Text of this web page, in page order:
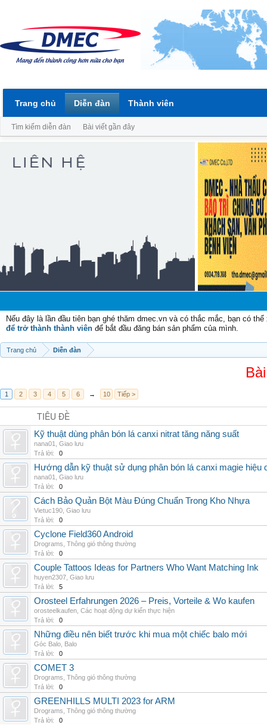
Nếu đây là lần đầu tiên bạn ghé thăm dmec.vn và có thắc mắc, bạn có
để trở thành thành viên để bắt đầu đăng bán sản phẩm của mình.
Trang chủ Diễn đàn
1 2 3 4 5 6 → 10 Tiếp >
TIÊU ĐỀ
Kỹ thuật dùng phân bón lá canxi nitrat tăng năng suất
nana01
Giao lưu
Trả lời:
0
Hướng dẫn kỹ thuật sử dụng phân bón lá canxi magie hiệu
nana01
Giao lưu
Trả lời:
0
Cách Bảo Quản Bột Màu Đúng Chuẩn Trong Kho Nhựa
Vietuc190 Giao lưu
Trả lời:
0
Cyclone Field360 Android
Drograms Thông gió thông thường
Trả lời:
0
Couple Tattoos Ideas for Partners Who Want Matching Ink
huyen2307 Giao lưu
Trả lời:
5
Orosteel Erfahrungen 2026 – Preis, Vorteile & Wo kaufen
orosteelkaufen Các hoạt động dự kiến thực hiện
Trả lời:
0
Những điều nên biết trước khi mua một chiếc balo mới
Góc Balo Balo
Trả lời:
0
COMET 3
Drograms Thông gió thông thường
Trả lời:
0
GREENHILLS MULTI 2023 for ARM
Drograms Thông gió thông thường
Trả lời:
0
Trang chủ Diễn đàn
Tìm kiếm diễn đàn Bài viết gần đây
Thành viên